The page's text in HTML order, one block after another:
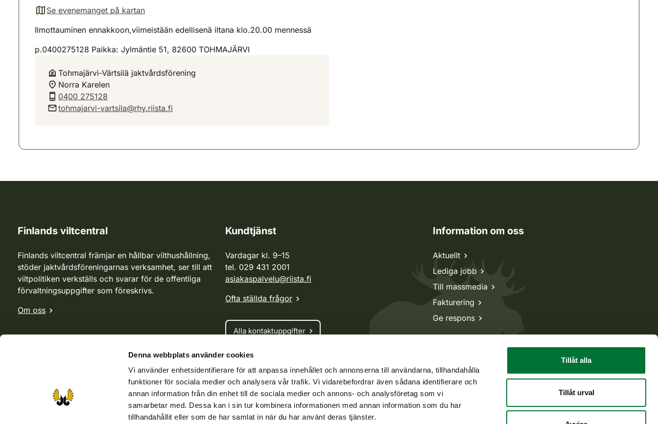
Denna webbplats använder cookies
Vi använder enhetsidentifierare för att anpassa innehållet och annonserna till användarna, tillhandahålla
funktioner för sociala medier och analysera vår trafik. Vi vidarebefordrar även sådana identifierare och
annan information från din enhet till de sociala medier och annons- och analysföretag som vi
samarbetar med. Dessa kan i sin tur kombinera informationen med annan information som du har
tillhandahållit eller som de har samlat in när du har använt deras tjänster.
Tillåt alla
Tillåt urval
Se evenemanget på kartan
(avautuu uuteen välilehteen)
Ilmottauminen ennakkoon,viimeistään edellisenä iltana klo.20.00 mennessä
p.0400275128 Paikka: Jylmäntie 51, 82600 TOHMAJÄRVI
Tohmajärvi-Värtsilä jaktvårdsförening
Norra Karelen
0400 275128
tohmajarvi-vartsila@rhy.riista.fi
Finlands viltcentral
Finlands viltcentral främjar en hållbar vilthushållning,
stöder jaktvårdsföreningarnas verksamhet, ser till att
viltpolitiken verkställs och svarar för de offentliga
förvaltningsuppgifter som föreskrivs.
Om oss
Kundtjänst
Vardagar kl. 9–15
tel. 029 431 2001
asiakaspalvelu@riista.fi
Ofta ställda frågor
Alla kontaktuppgifter
Jaktkort
Oma riista -tjänsten
Ansökan om licenser och dispenser
Information om oss
Aktuellt
Lediga jobb
Till massmedia
Fakturering
Ge respons